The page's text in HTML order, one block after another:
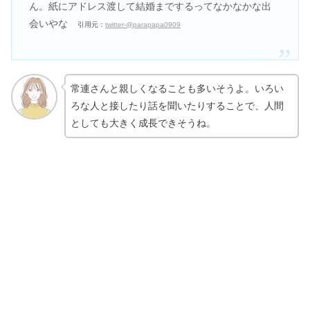
ん。紙にアドレス渡して結婚までするってなかなかな出
会いやな
引用元：twitter-@parapapa0909
常連さんと親しくなることも多いそうよ。いろい
ろな人と接したり話を聞いたりすることで、人間
としても大きく成長できそうね。